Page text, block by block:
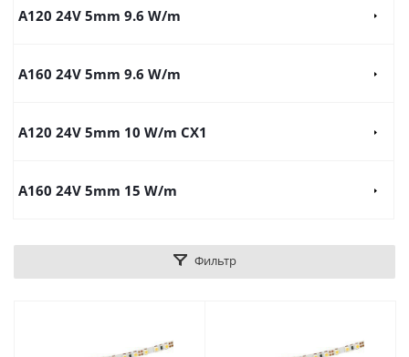
A120 24V 5mm 9.6 W/m
A160 24V 5mm 9.6 W/m
A120 24V 5mm 10 W/m CX1
A160 24V 5mm 15 W/m
Фильтр